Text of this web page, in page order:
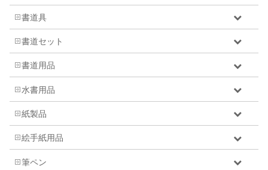
書道具
書道セット
書道用品
水書用品
紙製品
絵手紙用品
筆ペン